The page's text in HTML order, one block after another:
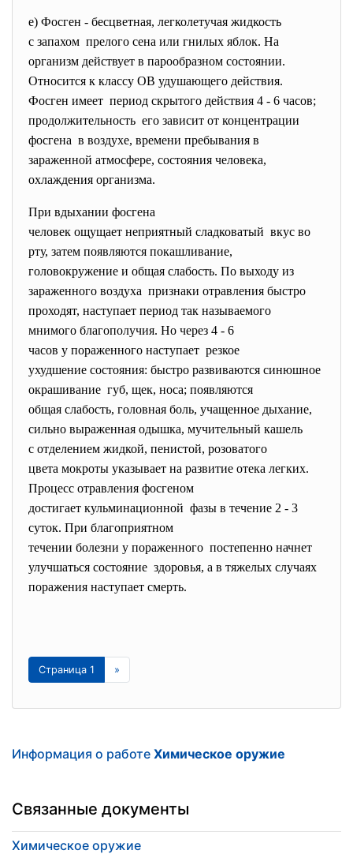
е) Фосген - бесцветная, легколетучая жидкость
с запахом прелого сена или гнилых яблок. На
организм действует в парообразном состоянии.
Относится к классу ОВ удушающего действия.
Фосген имеет период скрытого действия 4 - 6 часов;
продолжительность его зависит от концентрации
фосгена в воздухе, времени пребывания в
зараженной атмосфере, состояния человека,
охлаждения организма.
При вдыхании фосгена
человек ощущает неприятный сладковатый вкус во
рту, затем появляются покашливание,
головокружение и общая слабость. По выходу из
зараженного воздуха признаки отравления быстро
проходят, наступает период так называемого
мнимого благополучия. Но через 4 - 6
часов у пораженного наступает резкое
ухудшение состояния: быстро развиваются синюшное
окрашивание губ, щек, носа; появляются
общая слабость, головная боль, учащенное дыхание,
сильно выраженная одышка, мучительный кашель
с отделением жидкой, пенистой, розоватого
цвета мокроты указывает на развитие отека легких.
Процесс отравления фосгеном
достигает кульминационной фазы в течение 2 - 3
суток. При благоприятном
течении болезни у пораженного постепенно начнет
улучшаться состояние здоровья, а в тяжелых случаях
поражения наступает смерть.
Страница 1 »
Информация о работе Химическое оружие
Связанные документы
Химическое оружие